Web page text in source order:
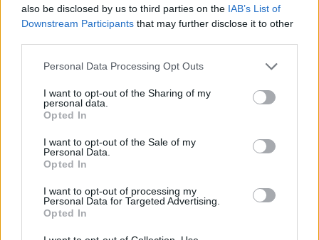
also be disclosed by us to third parties on the IAB’s List of
Downstream Participants that may further disclose it to other
Please note that this website/app uses one or more Google
not limited to your visit or usage behaviour. You may click to
grant or deny consent to Google and its third-party tags to
use your data for below specified purposes in below Google
consent section.
Personal Data Processing Opt Outs
I want to opt-out of the Sharing of my
personal data.
Opted In
I want to opt-out of the Sale of my
Personal Data.
Opted In
I want to opt-out of processing my
Personal Data for Targeted Advertising.
Opted In
Strada Sassari-Olbia, incidente all’alba: ferito il
conducente
Eventi in Gallura, da Jovanotti alla zuppa
gallurese: gli appuntamenti da non perdere
Lettini e arredi abusivi sulla spiaggia libera,
sequestri a Olbia e Arzachena
È morto Francesco Guccini, il maestro che